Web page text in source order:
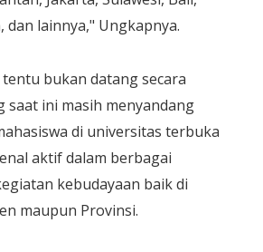
dan lainnya," Ungkapnya.
bukan datang secara
saat ini masih menyandang
di universitas terbuka
aktif dalam berbagai
kebudayaan baik di
maupun Provinsi.